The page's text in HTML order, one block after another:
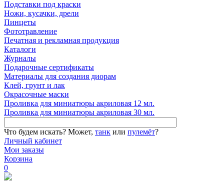
Подставки под краски
Ножи, кусачки, дрели
Пинцеты
Фототравление
Печатная и рекламная продукция
Каталоги
Журналы
Подарочные сертификаты
Материалы для создания диорам
Клей, грунт и лак
Окрасочные маски
Проливка для миниатюры акриловая 12 мл.
Проливка для миниатюры акриловая 30 мл.
Что будем искать? Может, танк или пулемёт?
Личный кабинет
Мои заказы
Корзина
0